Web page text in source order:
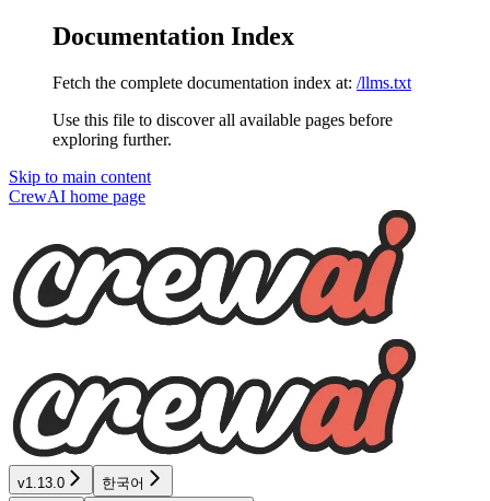
Documentation Index
Fetch the complete documentation index at: /llms.txt
Use this file to discover all available pages before
exploring further.
Skip to main content
CrewAI home page
v1.13.0 한국어